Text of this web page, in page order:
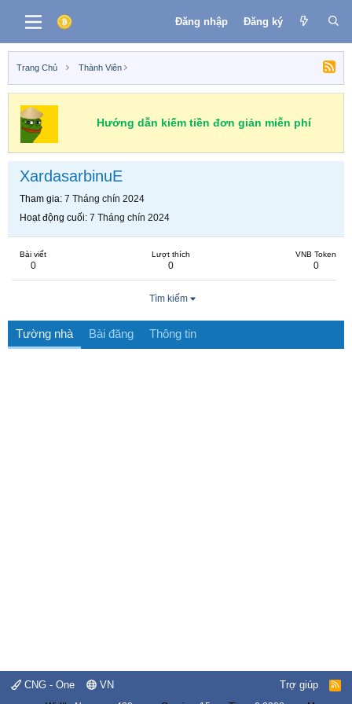
Đăng nhập Đăng ký
Trang Chủ Thành Viên
Hướng dẫn kiếm tiền đơn giản miễn phí
XardasarbinuE
Tham gia 7 Tháng chín 2024
Hoạt động cuối 7 Tháng chín 2024
Bài viết
0
Lượt thích
0
VNB Token
0
Tìm kiếm
Tường nhà Bài đăng Thông tin
CNG - One VN Trợ giúp
R